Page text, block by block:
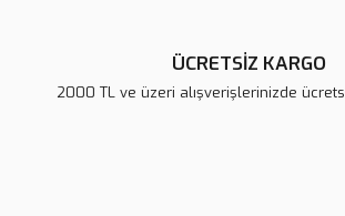
ÜCRETSİZ KARGO
2000 TL ve üzeri alışverişlerinizde